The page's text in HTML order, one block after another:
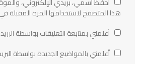
هذا المتصفح لاستخدامها المرة المقبلة
أعلمني بمتابعة التعليقات بواسطة
أعلمني بالمواضيع الجديدة بواسطة